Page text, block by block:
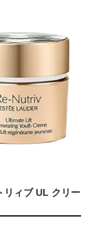
リィブ UL クリー